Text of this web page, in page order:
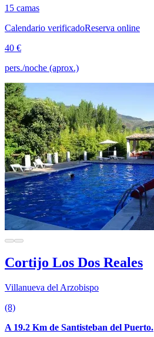
15 camas
Calendario verificadoReserva online
40 €
pers./noche (aprox.)
Cortijo Los Dos Reales
Villanueva del Arzobispo
(8)
A 19.2 Km de Santisteban del Puerto.